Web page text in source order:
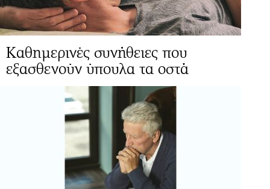
Καθημερινές συνήθειες που
εξασθενούν ύπουλα τα οστά